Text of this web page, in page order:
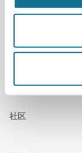
Resources
病人们
社区